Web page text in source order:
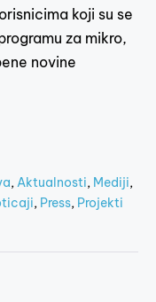
koji su se
za mikro,
novine
,Aktualnosti, Mediji,
, Press, Projekti